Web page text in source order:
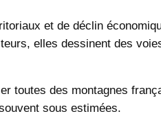
et de déclin
elles dessinent des
toutes des montagnes
sous estimées.